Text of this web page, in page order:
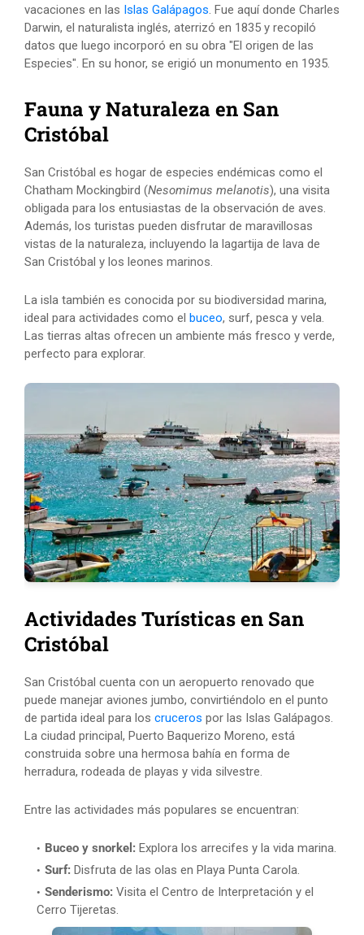
vacaciones en las Islas Galápagos. Fue aquí donde Charles
Darwin, el naturalista inglés, aterrizó en 1835 y recopiló
datos que luego incorporó en su obra "El origen de las
Especies". En su honor, se erigió un monumento en 1935.
Fauna y Naturaleza en San
Cristóbal
San Cristóbal es hogar de especies endémicas como el
Chatham Mockingbird (Nesomimus melanotis), una visita
obligada para los entusiastas de la observación de aves.
Además, los turistas pueden disfrutar de maravillosas
vistas de la naturaleza, incluyendo la lagartija de lava de
San Cristóbal y los leones marinos.
La isla también es conocida por su biodiversidad marina,
ideal para actividades como el buceo, surf, pesca y vela.
Las tierras altas ofrecen un ambiente más fresco y verde,
perfecto para explorar.
Actividades Turísticas en San
Cristóbal
San Cristóbal cuenta con un aeropuerto renovado que
puede manejar aviones jumbo, convirtiéndolo en el punto
de partida ideal para los cruceros por las Islas Galápagos.
La ciudad principal, Puerto Baquerizo Moreno, está
construida sobre una hermosa bahía en forma de
herradura, rodeada de playas y vida silvestre.
Entre las actividades más populares se encuentran:
Buceo y snorkel: Explora los arrecifes y la vida marina.
Surf: Disfruta de las olas en Playa Punta Carola.
Senderismo: Visita el Centro de Interpretación y el
Cerro Tijeretas.